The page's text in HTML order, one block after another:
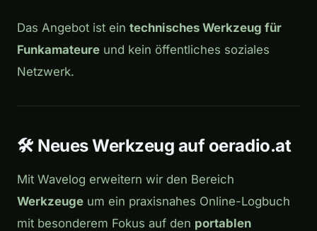
Das Angebot ist ein technisches Werkzeug für
Funkamateure und kein öffentliches soziales
Netzwerk.
🛠️ Neues Werkzeug auf oeradio.at
Mit Wavelog erweitern wir den Bereich
Werkzeuge um ein praxisnahes Online-Logbuch
mit besonderem Fokus auf den portablen